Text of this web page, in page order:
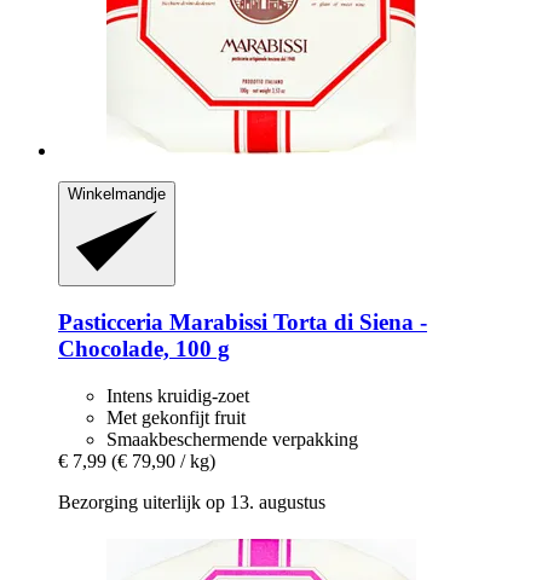
Winkelmandje
Pasticceria Marabissi Torta di Siena -​
Chocolade, 100 g
Intens kruidig-zoet
Met gekonfijt fruit
Smaakbeschermende verpakking
€ 7,99 (€ 79,90 / kg)
Bezorging uiterlijk op 13. augustus